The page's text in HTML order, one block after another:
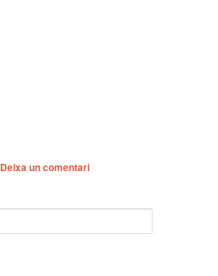
Deixa un comentari